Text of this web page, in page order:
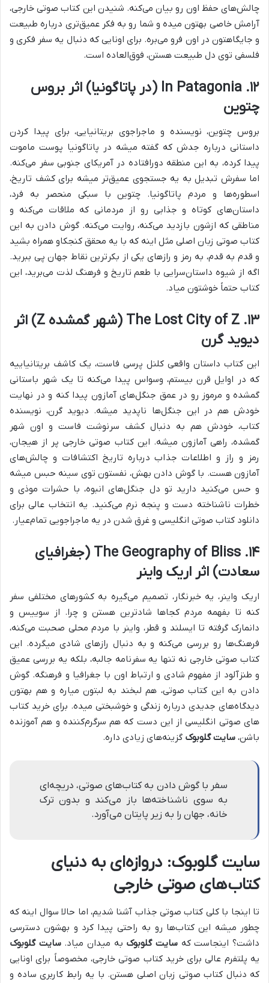
چالش‌های حفظ اون رو بیان می‌کنه. شنیدن این کتاب صوتی خارجی،
آرامش خاصی بهتون میده و شما رو به فکر عمیق‌تری درباره طبیعت
و جایگاهتون در اون فرو می‌بره. برای اونایی که دنبال یه سفر فکری و
فلسفی توی دل طبیعت هستن، فوق‌العاده است.
۱۲. In Patagonia (در پاتاگونیا) اثر بروس
چتوین
بروس چتوین، نویسنده و ماجراجوی بریتانیایی، برای پیدا کردن
داستانی درباره جدش که گفته میشه در پاتاگونیا پوست ماموت
پیدا کرده، به این منطقه دورافتاده در آمریکای جنوبی سفر می‌کنه.
اما سفرش تبدیل به یه جستجوی عمیق‌تر میشه برای کشف تاریخ،
اسطوره‌ها و مردم پاتاگونیا. چتوین با سبکی منحصر به فرد،
داستان‌های کوتاه و جذابی رو از مردمانی که ملاقات می‌کنه و
مناطقی که ازشون بازدید می‌کنه، روایت می‌کنه. گوش دادن به این
کتاب صوتی زبان اصلی مثل اینه که با یه محقق کنجکاو همراه بشید
و قدم به قدم، به رمز و رازهای یکی از بکرترین نقاط جهان پی ببرید.
اگه از شیوه داستان‌سرایی با طعم تاریخ و فرهنگ لذت می‌برید، این
کتاب حتماً خوشتون میاد.
۱۳. The Lost City of Z (شهر گمشده Z) اثر
دیوید گرن
این کتاب داستان واقعی کلنل پرسی فاست، یک کاشف بریتانیاییه
که در اوایل قرن بیستم، وسواس پیدا می‌کنه تا یک شهر باستانی
گمشده و مرموز رو در عمق جنگل‌های آمازون پیدا کنه و در نهایت
خودش هم در این جنگل‌ها ناپدید میشه. دیوید گرن، نویسنده
کتاب، خودش هم به دنبال کشف سرنوشت فاست و اون شهر
گمشده، راهی آمازون میشه. این کتاب صوتی خارجی پر از هیجان،
رمز و راز و اطلاعات جذاب درباره تاریخ اکتشافات و چالش‌های
آمازون هست. با گوش دادن بهش، نفستون توی سینه حبس میشه
و حس می‌کنید دارید تو دل جنگل‌های انبوه، با حشرات موذی و
خطرات ناشناخته دست و پنجه نرم می‌کنید. یه انتخاب عالی برای
دانلود کتاب صوتی انگلیسی و غرق شدن در یه ماجراجویی تمام‌عیار.
۱۴. The Geography of Bliss (جغرافیای
سعادت) اثر اریک واینر
اریک واینر، یه خبرنگار، تصمیم می‌گیره به کشورهای مختلفی سفر
کنه تا بفهمه مردم کجاها شادترین هستن و چرا. از سوییس و
دانمارک گرفته تا ایسلند و قطر، واینر با مردم محلی صحبت می‌کنه،
فرهنگ‌ها رو بررسی می‌کنه و به دنبال رازهای شادی میگرده. این
کتاب صوتی خارجی نه تنها یه سفرنامه جالبه، بلکه یه بررسی عمیق
و طنزآلود از مفهوم شادی و ارتباط اون با جغرافیا و فرهنگه. گوش
دادن به این کتاب صوتی، هم لبخند به لبتون میاره و هم بهتون
دیدگاه‌های جدیدی درباره زندگی و خوشبختی میده. برای خرید کتاب
های صوتی انگلیسی از این دست که هم سرگرم‌کننده و هم آموزنده
باشن، سایت گلوبوک گزینه‌های زیادی داره.
سفر با گوش دادن به کتاب‌های صوتی، دریچه‌ای
به سوی ناشناخته‌ها باز می‌کند و بدون ترک
خانه، جهان را به زیر پایتان می‌آورد.
سایت گلوبوک: دروازه‌ای به دنیای
کتاب‌های صوتی خارجی
تا اینجا با کلی کتاب صوتی جذاب آشنا شدیم، اما حالا سوال اینه که
چطور میشه این کتاب‌ها رو به راحتی پیدا کرد و بهشون دسترسی
داشت؟ اینجاست که سایت گلوبوک به میدان میاد.سایت گلوبوک
یه پلتفرم عالی برای خرید کتاب صوتی خارجی، مخصوصاً برای اونایی
که دنبال کتاب صوتی زبان اصلی هستن. با یه رابط کاربری ساده و